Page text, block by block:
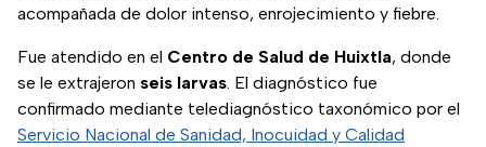
acompañada de dolor intenso, enrojecimiento y fiebre.
Fue atendido en el Centro de Salud de Huixtla, donde
se le extrajeron seis larvas. El diagnóstico fue
confirmado mediante telediagnóstico taxonómico por el
Servicio Nacional de Sanidad, Inocuidad y Calidad